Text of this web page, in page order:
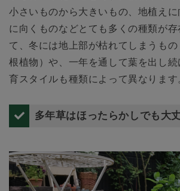
小さいものから大きいもの、地植えに
に向くものなどとても多くの種類が
て、冬には地上部が枯れてしまうも
根植物）や、一年を通して葉を出し続
育スタイルも種類によって異なります
多年草はほったらかしでも大